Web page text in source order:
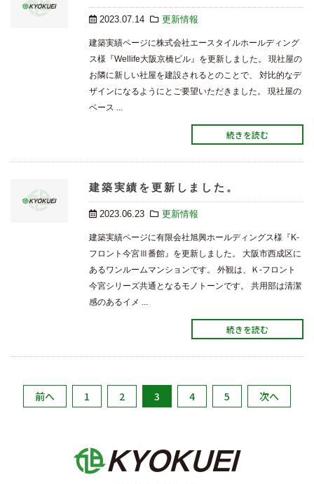
2023.07.14 更新情報
建築実績ページに株式会社エースタイルホールディング
ス様『Wellife大阪京橋ビル』を更新しました。 現社屋の
お隣に新しい社屋を建設されるとのことで、 対比的なデ
ザインになるようにとご要望いただきました。 現社屋の
ベース ...
続きを読む
建築実績を更新しました。
2023.06.23 更新情報
建築実績ページに有限会社旭興ホールディングス様『K-
フロント今宮Ⅲ番館』を更新しました。 大阪市西成区に
あるワンルームマンションです。 外観は、Ｋ-フロント
今宮シリーズ共通となるモノトーンです。 共用部は清潔
感のあるイメ ...
続きを読む
前へ 1 2 3 4 5 次へ